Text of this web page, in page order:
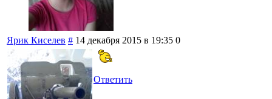
Ярик Киселев # 14 декабря 2015 в 19:35 0
Ответить